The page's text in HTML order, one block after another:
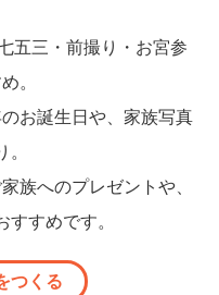
五三・前撮り・お宮参
。
お誕生日や、家族写真
族へのプレゼントや、
すめです。
つくる